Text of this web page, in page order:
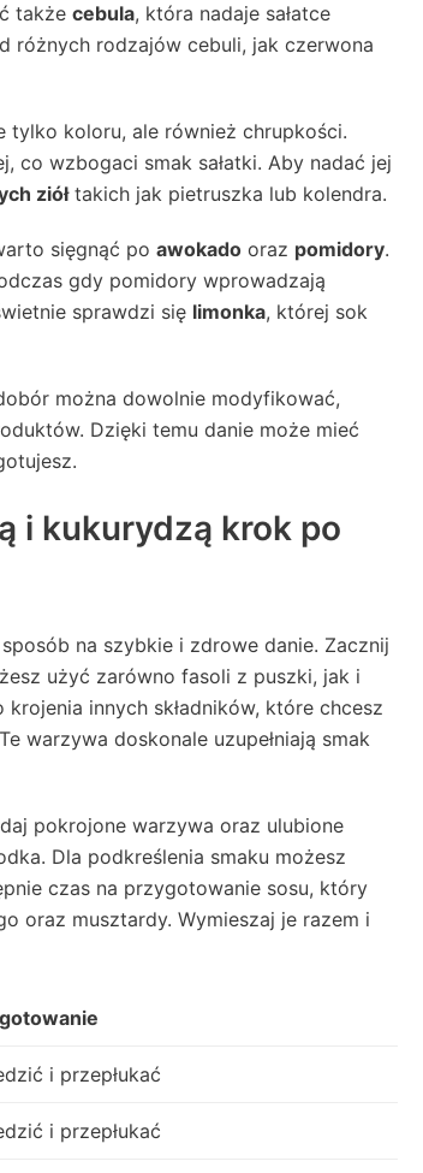
także cebula, która nadaje sałatce
różnych rodzajów cebuli, jak czerwona
tylko koloru, ale również chrupkości.
co wzbogaci smak sałatki. Aby nadać jej
ziółtakich jak pietruszka lub kolendra.
sięgnąć po awokado oraz pomidory.
gdy pomidory wprowadzają
sprawdzi się limonka, której sok
można dowolnie modyfikować,
Dzięki temu danie może mieć
i kukurydzą krok po
na szybkie i zdrowe danie. Zacznij
użyć zarówno fasoli z puszki, jak i
innych składników, które chcesz
warzywa doskonale uzupełniają smak
pokrojone warzywa oraz ulubione
Dla podkreślenia smaku możesz
czas na przygotowanie sosu, który
oraz musztardy. Wymieszaj je razem i
i przepłukać
i przepłukać